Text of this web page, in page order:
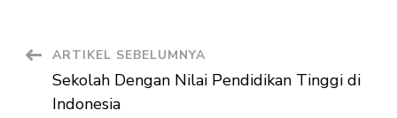
Navigasi
Artikel
ARTIKEL SEBELUMNYA
Sekolah Dengan Nilai Pendidikan Tinggi di
Indonesia